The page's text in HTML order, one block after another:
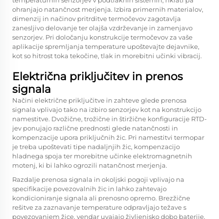
ohranjajo natančnost merjenja. Izbira primernih materialov,
dimenzij in načinov pritrditve termočevov zagotavlja
zanesljivo delovanje ter olajša vzdrževanje in zamenjavo
senzorjev. Pri določanju konstrukcije termočevov za vaše
aplikacije spremljanja temperature upoštevajte dejavnike,
kot so hitrost toka tekočine, tlak in morebitni učinki vibracij.
Električna priključitev in prenos
signala
Načini električne priključitve in zahteve glede prenosa
signala vplivajo tako na izbiro senzorjev kot na konstrukcijo
namestitve. Dvožične, trožične in štiržične konfiguracije RTD-
jev ponujajo različne prednosti glede natančnosti in
kompenzacije upora priključnih žic. Pri namestitvi termopar
je treba upoštevati tipe nadaljnjih žic, kompenzacijo
hladnega spoja ter morebitne učinke elektromagnetnih
motenj, ki bi lahko ogrozili natančnost merjenja.
Razdalje prenosa signala in okoljski pogoji vplivajo na
specifikacije povezovalnih žic in lahko zahtevajo
kondicioniranje signala ali prenosno opremo. Brezžične
rešitve za zaznavanje temperature odpravljajo težave s
povezovanjem žice, vendar uvajajo življenjsko dobo baterije,